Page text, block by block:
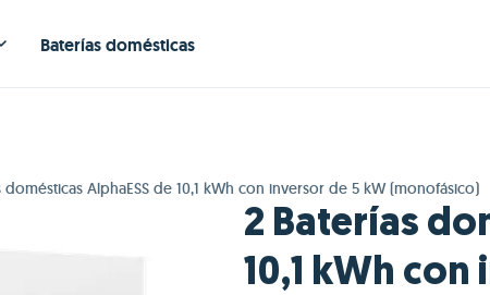
Baterías domésticas
domésticas AlphaESS de 10,1 kWh con inversor de 5 kW (monofásico)
2 Baterías
10,1 kWh